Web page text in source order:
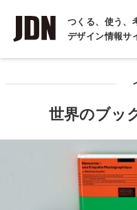
つくる、使う、
デザイン情報サ
INTERVIEW
インタビュー
世界のブッ